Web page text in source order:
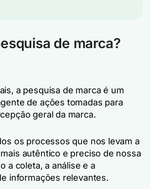
de marca?
a pesquisa de marca é um
de ações tomadas para
geral da marca.
os processos que nos levam a
autêntico e preciso de nossa
a coleta, a análise e a
informações relevantes.